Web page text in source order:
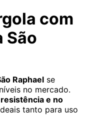
com
São
Raphael se
no mercado.
resistência e no
tanto para uso